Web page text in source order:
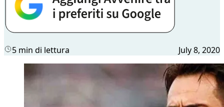
5 min di lettura July 8, 2020